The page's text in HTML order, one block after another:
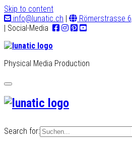
Skip to content
info@lunatic.ch |
Römerstrasse
| Social-Media
Physical Media Production
Toggle
navigation
Search for: